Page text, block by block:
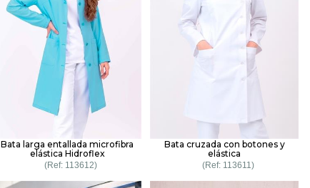
Bata larga entallada microfibra
elástica Hidroflex
113612
Bata cruzada con botones y
elástica
113611